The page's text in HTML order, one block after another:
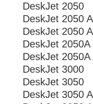
DeskJet 2050
DeskJet 2050 A
DeskJet 2050
DeskJet 2050A
DeskJet 2050A
DeskJet 3000
DeskJet 3050
DeskJet 3050 A